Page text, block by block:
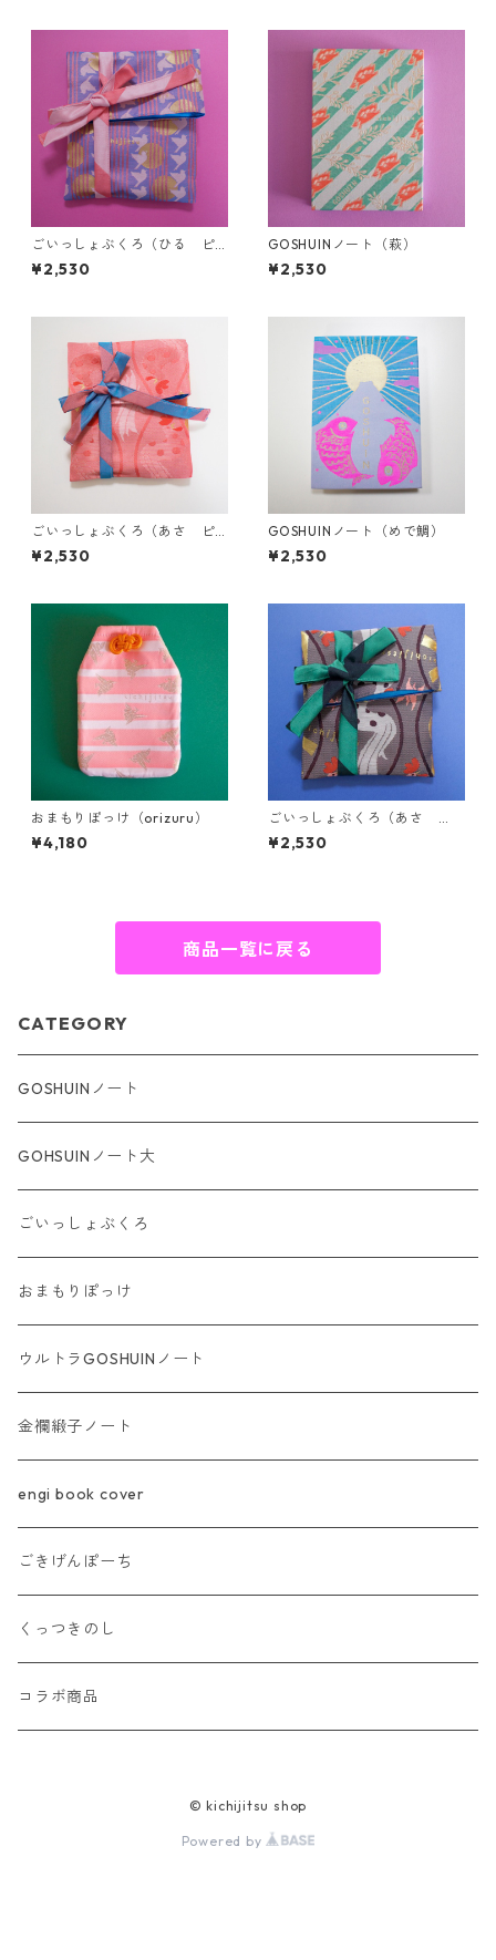
ごいっしょぶくろ（ひる ピ
ンク）
¥2,530
GOSHUINノート（萩）
¥2,530
ごいっしょぶくろ（あさ ピ
ンク）
¥2,530
GOSHUINノート（めで鯛）
¥2,530
おまもりぽっけ（orizuru）
¥4,180
ごいっしょぶくろ（あさ
紺）
¥2,530
商品一覧に戻る
CATEGORY
GOSHUINノート
GOHSUINノート大
ごいっしょぶくろ
おまもりぽっけ
ウルトラGOSHUINノート
金襴緞子ノート
engi book cover
ごきげんぽーち
くっつきのし
コラボ商品
© kichijitsu shop
Powered by